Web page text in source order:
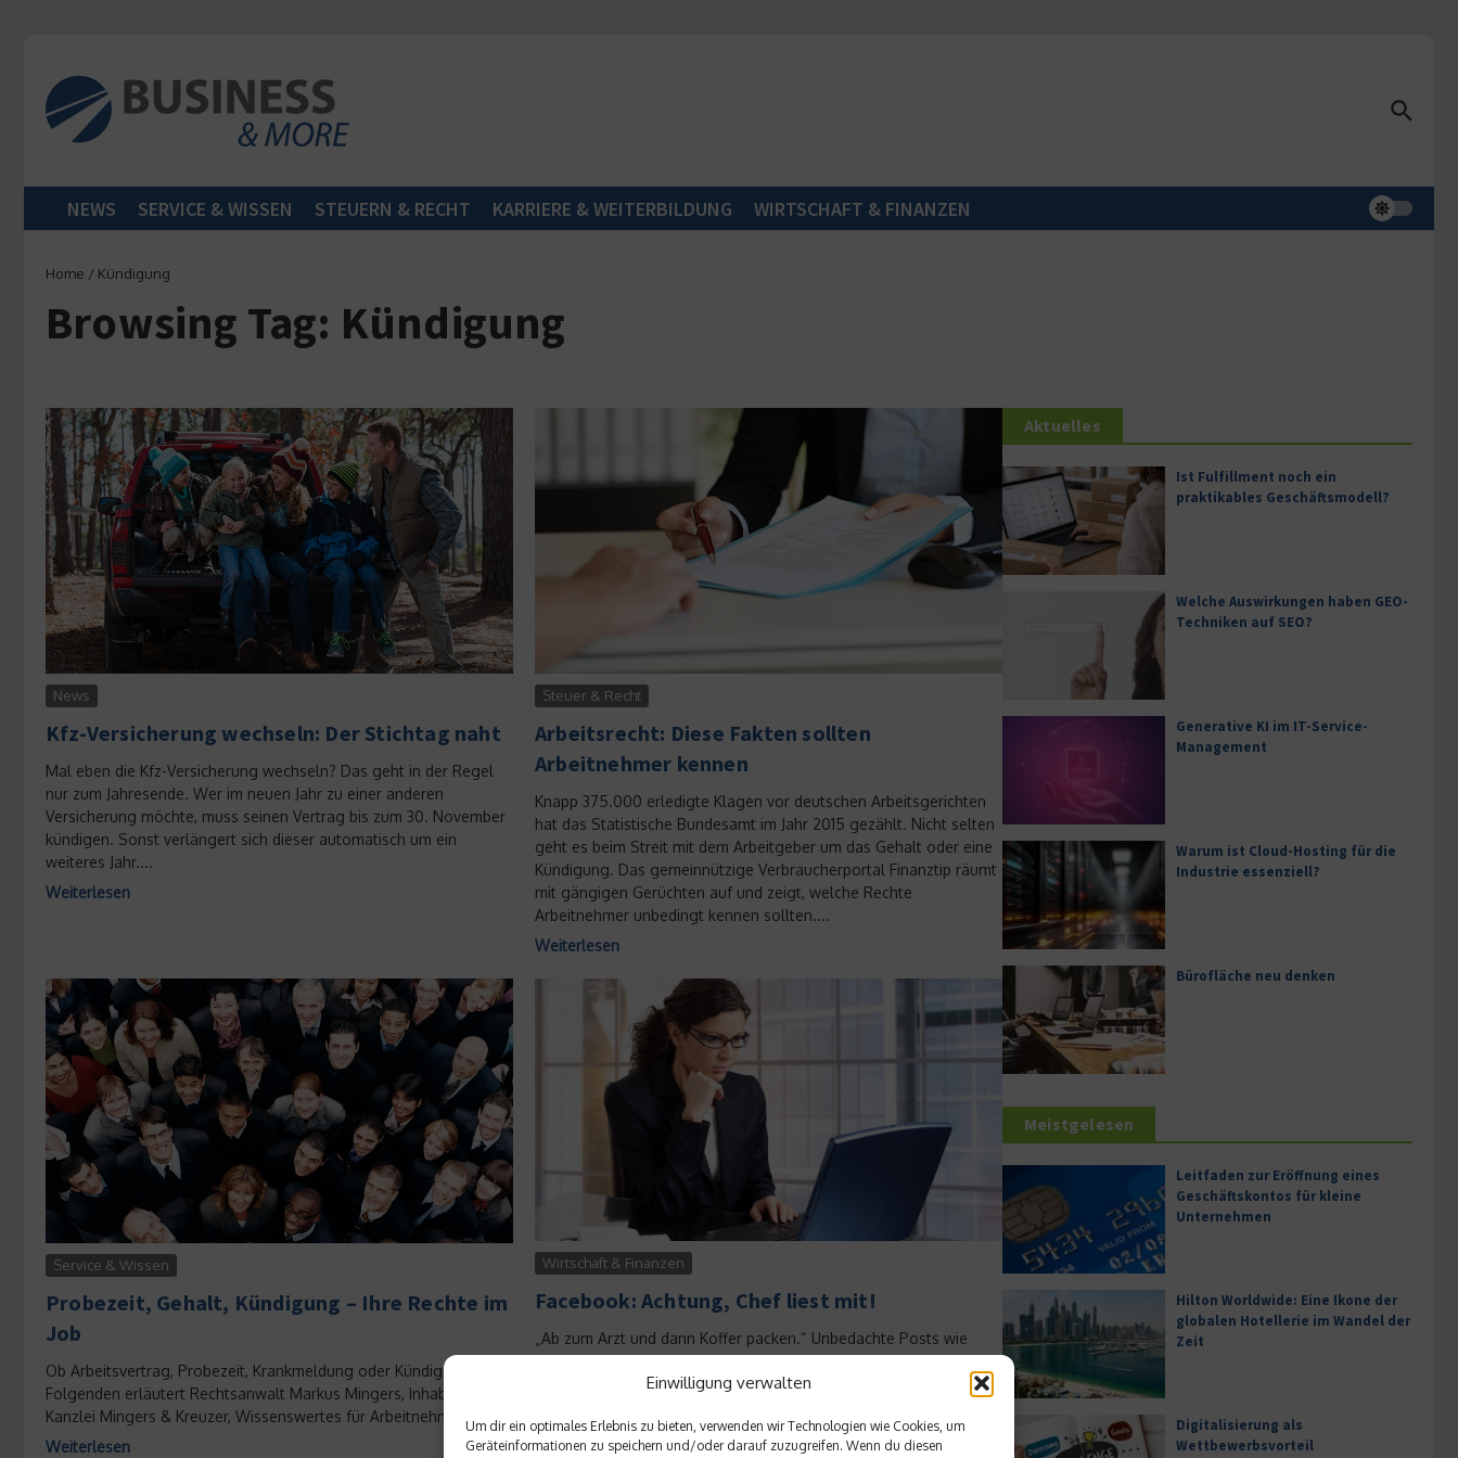
Einwilligung verwalten
Um dir ein optimales Erlebnis zu bieten, verwenden wir Technologien wie Cookies, um
Geräteinformationen zu speichern und/oder darauf zuzugreifen. Wenn du diesen
NEWS SERVICE & WISSEN STEUERN & RECHT KARRIERE & WEITERBILDUNG WIRTSCHAFT & FINANZEN
Home / Kündigung
Browsing Tag: Kündigung
News
Kfz-Versicherung wechseln: Der Stichtag naht
Mal eben die Kfz-Versicherung wechseln? Das geht in der Regel
nur zum Jahresende. Wer im neuen Jahr zu einer anderen
Versicherung möchte, muss seinen Vertrag bis zum 30. November
kündigen. Sonst verlängert sich dieser automatisch um ein
weiteres Jahr....
Weiterlesen
Steuer & Recht
Arbeitsrecht: Diese Fakten sollten
Arbeitnehmer kennen
Knapp 375.000 erledigte Klagen vor deutschen Arbeitsgerichten
hat das Statistische Bundesamt im Jahr 2015 gezählt. Nicht selten
geht es beim Streit mit dem Arbeitgeber um das Gehalt oder eine
Kündigung. Das gemeinnützige Verbraucherportal Finanztip räumt
mit gängigen Gerüchten auf und zeigt, welche Rechte
Arbeitnehmer unbedingt kennen sollten....
Weiterlesen
Service & Wissen
Probezeit, Gehalt, Kündigung – Ihre Rechte im
Job
Ob Arbeitsvertrag, Probezeit, Krankmeldung oder Kündigung – im
Folgenden erläutert Rechtsanwalt Markus Mingers, Inhaber der
Kanzlei Mingers & Kreuzer, Wissenswertes für Arbeitnehmer:...
Weiterlesen
Wirtschaft & Finanzen
Facebook: Achtung, Chef liest mit!
„Ab zum Arzt und dann Koffer packen.“ Unbedachte Posts wie
dieser können Arbeitnehmer den Job kosten. Diese Erfahrung
machte eine angehende Friseurin. Ihr Chef hatte ihre Urlaubsfotos
psychosomatischer Probleme krank gemeldete hatte....
Aktuelles
Ist Fulfillment noch ein
praktikables Geschäftsmodell?
Welche Auswirkungen haben GEO-
Techniken auf SEO?
Generative KI im IT-Service-
Management
Warum ist Cloud-Hosting für die
Industrie essenziell?
Bürofläche neu denken
Meistgelesen
Leitfaden zur Eröffnung eines
Geschäftskontos für kleine
Unternehmen
Hilton Worldwide: Eine Ikone der
globalen Hotellerie im Wandel der
Zeit
Digitalisierung als
Wettbewerbsvorteil